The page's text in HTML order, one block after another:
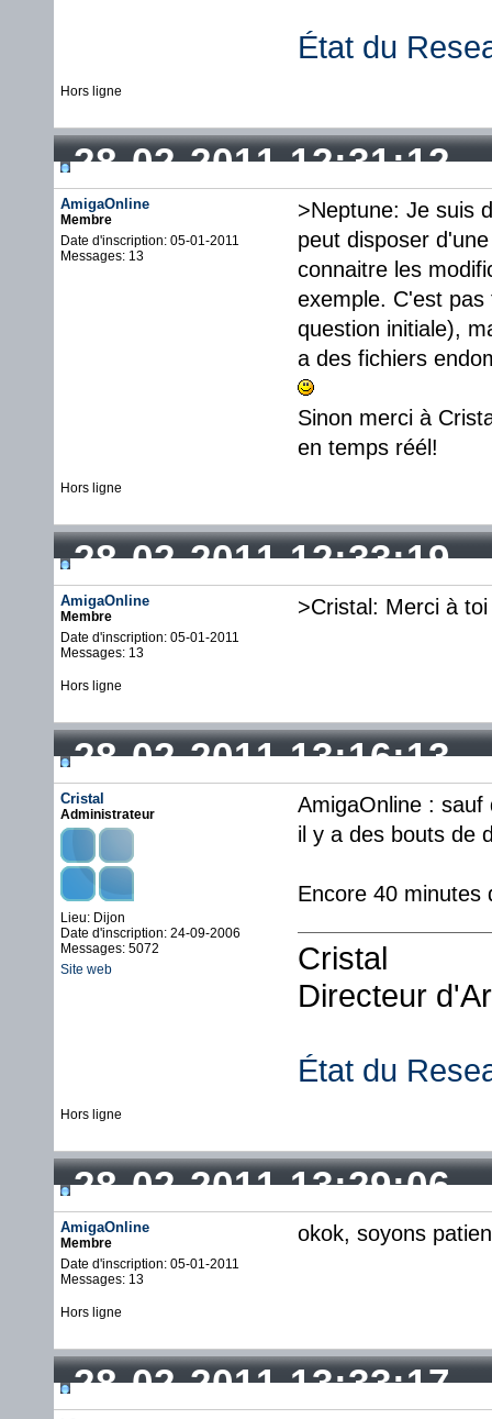
État du
Hors ligne
28-02-2011 12:31:12
AmigaOnline
Membre
Date d'inscription: 05-01-2011
Messages: 13
>Neptune: Je suis
peut disposer
connaitre les
exemple. C'est
question initiale),
a des fichiers
Sinon merci à
en temps réél!
Hors ligne
28-02-2011 12:33:19
AmigaOnline
Membre
Date d'inscription: 05-01-2011
Messages: 13
>Cristal: Merci à
Hors ligne
28-02-2011 13:16:13
Cristal
Administrateur
Lieu: Dijon
Date d'inscription: 24-09-2006
Messages: 5072
Site web
AmigaOnline : sauf
il y a des bouts de
Encore 40 minutes
Cristal
Directeur
État du
Hors ligne
28-02-2011 13:29:06
AmigaOnline
Membre
Date d'inscription: 05-01-2011
Messages: 13
okok, soyons
Hors ligne
28-02-2011 13:33:17